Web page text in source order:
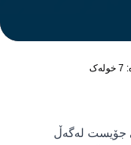
جۆیست لەگەڵ